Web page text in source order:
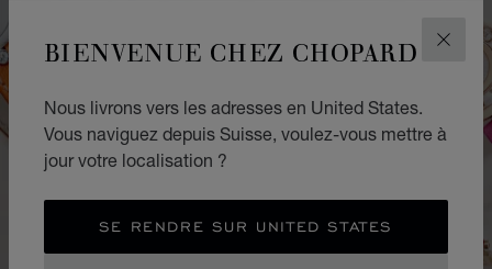
BIENVENUE CHEZ CHOPARD
Nous livrons vers les adresses en United States.
Vous naviguez depuis Suisse, voulez-vous mettre à
jour votre localisation ?
SE RENDRE SUR UNITED STATES